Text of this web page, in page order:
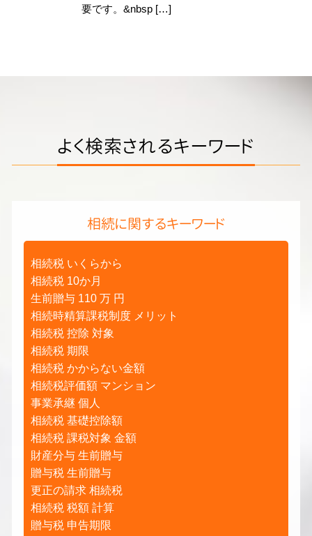
要です。&nbsp […]
よく検索されるキーワード
相続に関するキーワード
相続税 いくらから
相続税 10か月
生前贈与 110 万 円
相続時精算課税制度 メリット
相続税 控除 対象
相続税 期限
相続税 かからない金額
相続税評価額 マンション
事業承継 個人
相続税 基礎控除額
相続税 課税対象 金額
財産分与 生前贈与
贈与税 生前贈与
更正の請求 相続税
相続税 税額 計算
贈与税 申告期限